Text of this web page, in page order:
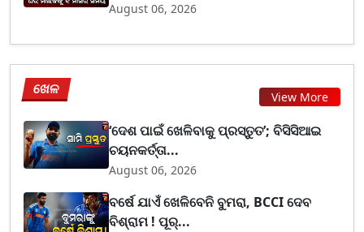
August 06, 2026
ଖେଳ View More
‘ଦେଶ ପାଇଁ ଖେଳିବାକୁ ପ୍ରସ୍ତୁତ’; ବିସିସିଆଇ
ଚୟନକର୍ତ୍ତା...
August 06, 2026
ବର୍ଷେ ଯାଏଁ ଖେଳିବେନି ବୁମରା, BCCI ଦେବ
ବିଶ୍ରାମ ! ପୂର୍...